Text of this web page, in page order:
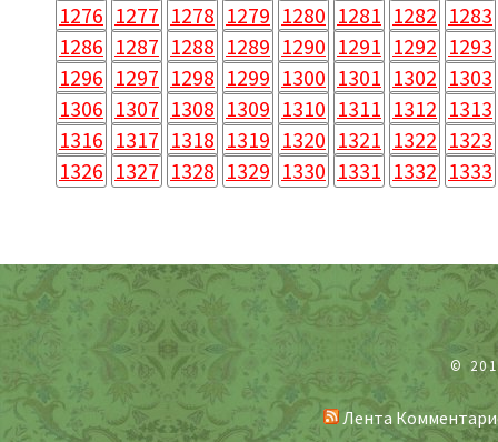
1276 1277 1278 1279 1280 1281 1282 1283
1286 1287 1288 1289 1290 1291 1292 1293
1296 1297 1298 1299 1300 1301 1302 1303
1306 1307 1308 1309 1310 1311 1312 1313
1316 1317 1318 1319 1320 1321 1322 1323
1326 1327 1328 1329 1330 1331 1332 1333
©
Лента